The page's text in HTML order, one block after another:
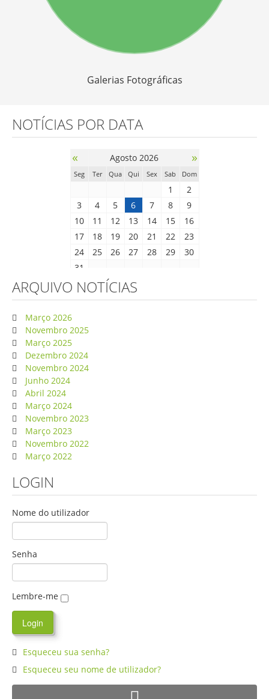
Galerias Fotográficas
NOTÍCIAS POR DATA
« Agosto 2026 »
Seg Ter Qua Qui Sex Sab Dom
1
2
3
4 5 6 7 8
9
10
11 12 13 14 15
16
17
18 19 20 21 22
23
24
25 26 27 28 29
30
31
ARQUIVO NOTÍCIAS
Março 2026
Novembro 2025
Março 2025
Dezembro 2024
Novembro 2024
Junho 2024
Abril 2024
Março 2024
Novembro 2023
Março 2023
Novembro 2022
Março 2022
LOGIN
Nome do utilizador
Senha
Lembre-me
Esqueceu sua senha?
Esqueceu seu nome de utilizador?